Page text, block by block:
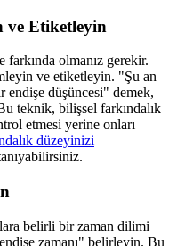
ve Etiketleyin
farkında olmanız gerekir.
ve etiketleyin. "Şu an
düşüncesi" demek,
teknik, bilişsel farkındalık
etmesi yerine onları
düzeyinizi
belirli bir zaman dilimi
zamanı" belirleyin. Bu